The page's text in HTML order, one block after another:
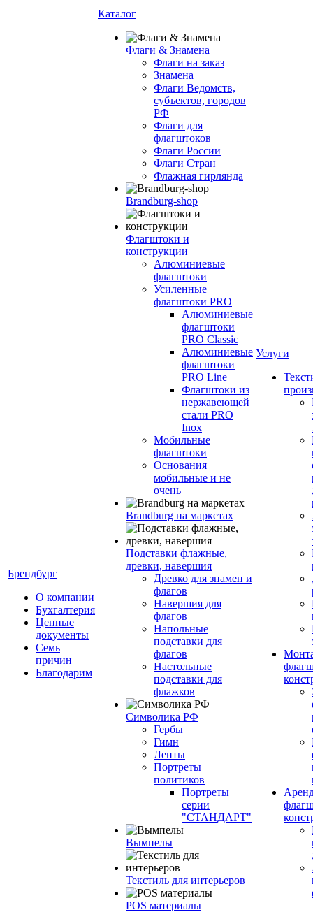
Брендбург
О компании
Бухгалтерия
Ценные
документы
Семь
причин
Благодарим
Каталог
Флаги & Знамена
Флаги на заказ
Знамена
Флаги Ведомств,
субъектов, городов
РФ
Флаги для
флагштоков
Флаги России
Флаги Стран
Флажная гирлянда
Brandburg-shop
Флагштоки и
конструкции
Алюминиевые
флагштоки
Усиленные
флагштоки PRO
Алюминиевые
флагштоки
PRO Classic
Алюминиевые
флагштоки
PRO Line
Флагштоки из
нержавеющей
стали PRO
Inox
Мобильные
флагштоки
Основания
мобильные и не
очень
Brandburg на маркетах
Подставки флажные,
древки, навершия
Древко для знамен и
флагов
Навершия для
флагов
Напольные
подставки для
флагов
Настольные
подставки для
флажков
Символика РФ
Гербы
Гимн
Ленты
Портреты
политиков
Портреты
серии
"СТАНДАРТ"
Вымпелы
Текстиль для интерьеров
POS материалы
Услуги